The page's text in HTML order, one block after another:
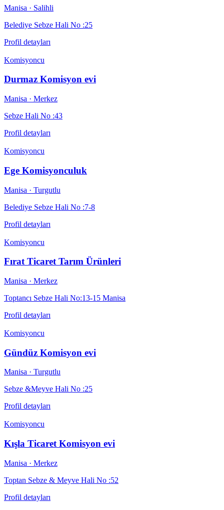
Manisa · Salihli
Belediye Sebze Hali No :25
Profil detayları
Komisyoncu
Durmaz Komisyon evi
Manisa · Merkez
Sebze Hali No :43
Profil detayları
Komisyoncu
Ege Komisyonculuk
Manisa · Turgutlu
Belediye Sebze Hali No :7-8
Profil detayları
Komisyoncu
Fırat Ticaret Tarım Ürünleri
Manisa · Merkez
Toptancı Sebze Hali No:13-15 Manisa
Profil detayları
Komisyoncu
Gündüz Komisyon evi
Manisa · Turgutlu
Sebze &Meyve Hali No :25
Profil detayları
Komisyoncu
Kışla Ticaret Komisyon evi
Manisa · Merkez
Toptan Sebze & Meyve Hali No :52
Profil detayları